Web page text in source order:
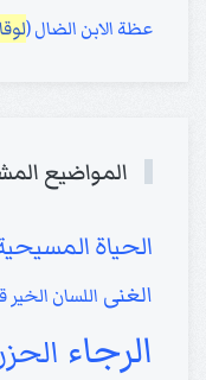
عظة الابن الضال (لوقا 15: 11-32
المواضيع
الحياة
الغنى اللسان الخير
الرجاء